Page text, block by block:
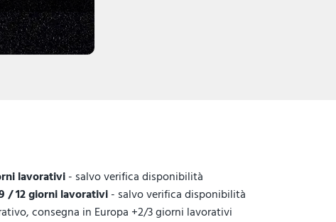
lavorativi- salvo verifica disponibilità
/ 12 giorni lavorativi- salvo verifica disponibilità
consegna in Europa +2/3 giorni lavorativi